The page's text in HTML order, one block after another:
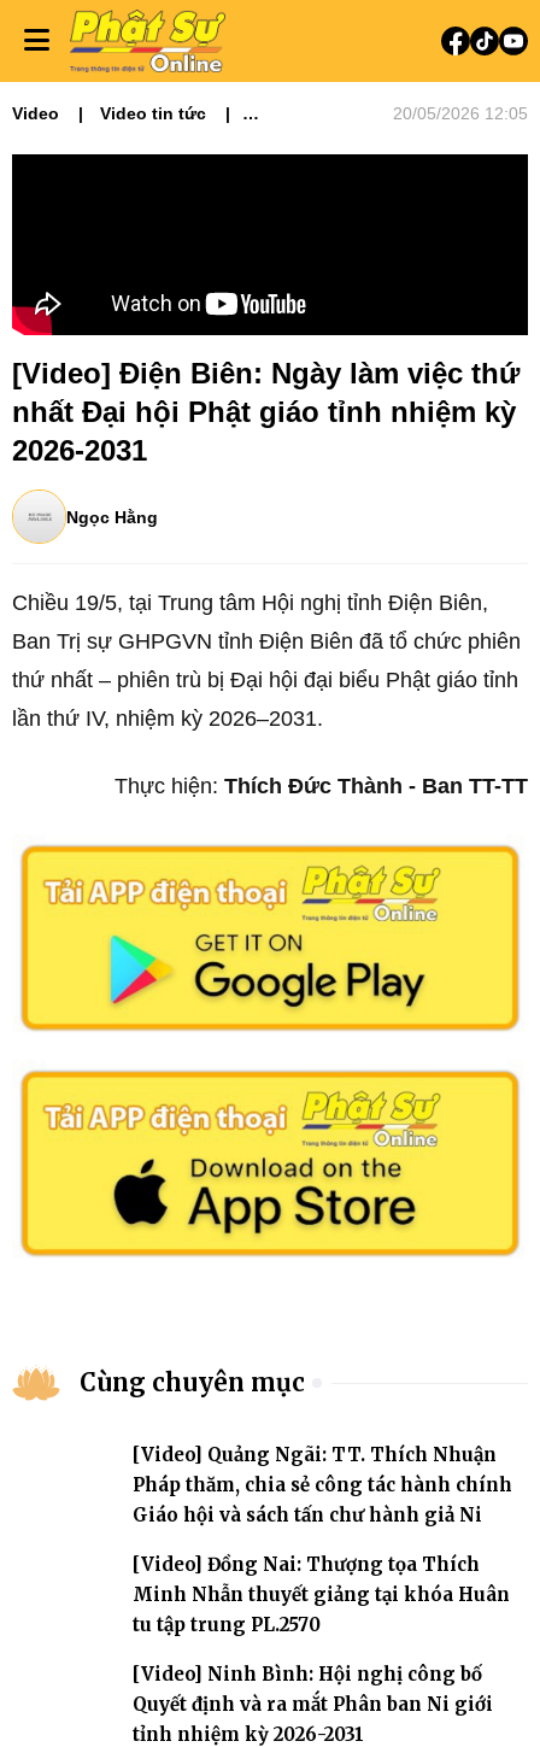
Video
Video tin tức
20/05/2026 12:05
[Video] Điện Biên: Ngày làm việc thứ
nhất Đại hội Phật giáo tỉnh nhiệm kỳ
2026-2031
Ngọc Hằng
Chiều 19/5, tại Trung tâm Hội nghị tỉnh Điện Biên,
Ban Trị sự GHPGVN tỉnh Điện Biên đã tổ chức phiên
thứ nhất – phiên trù bị Đại hội đại biểu Phật giáo tỉnh
lần thứ IV, nhiệm kỳ 2026–2031.
Thực hiện: Thích Đức Thành - Ban TT-TT
Cùng chuyên mục
[Video] Quảng Ngãi: TT. Thích Nhuận
Pháp thăm, chia sẻ công tác hành chính
Giáo hội và sách tấn chư hành giả Ni
[Video] Đồng Nai: Thượng tọa Thích
Minh Nhẫn thuyết giảng tại khóa Huân
tu tập trung PL.2570
[Video] Ninh Bình: Hội nghị công bố
Quyết định và ra mắt Phân ban Ni giới
tỉnh nhiệm kỳ 2026-2031